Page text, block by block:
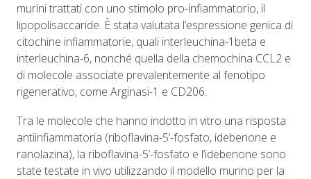
murini trattati con uno stimolo pro-infiammatorio, il
lipopolisaccaride. È stata valutata l’espressione genica di
citochine infiammatorie, quali interleuchina-1beta e
interleuchina-6, nonché quella della chemochina CCL2 e
di molecole associate prevalentemente al fenotipo
rigenerativo, come Arginasi-1 e CD206.
Tra le molecole che hanno indotto in vitro una risposta
antiinfiammatoria (riboflavina-5’-fosfato, idebenone e
ranolazina), la riboflavina-5’-fosfato e l’idebenone sono
state testate in vivo utilizzando il modello murino per la